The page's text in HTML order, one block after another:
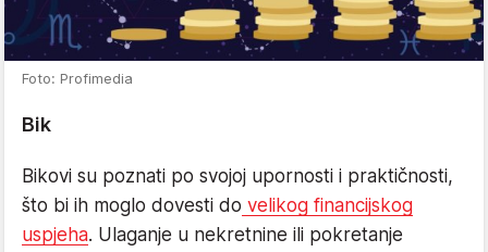
Foto: Profimedia
Bik
Bikovi su poznati po svojoj upornosti i praktičnosti,
što bi ih moglo dovesti do velikog financijskog
uspjeha. Ulaganje u nekretnine ili pokretanje